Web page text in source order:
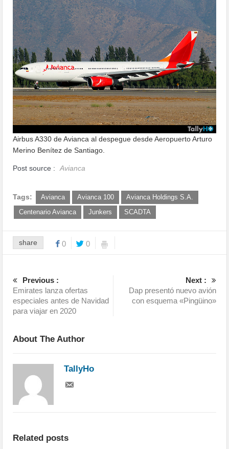
Airbus A330 de Avianca al despegue desde Aeropuerto Arturo
Merino Benítez de Santiago.
Post source : Avianca
Tags: Avianca Avianca 100
Avianca Holdings S.A.
Centenario Avianca
Junkers SCADTA
share 0 0
Previous :
Emirates lanza ofertas
especiales antes de Navidad
para viajar en 2020
Next :
Dap presentó nuevo avión
con esquema «Pingüino»
About The Author
TallyHo
Related posts